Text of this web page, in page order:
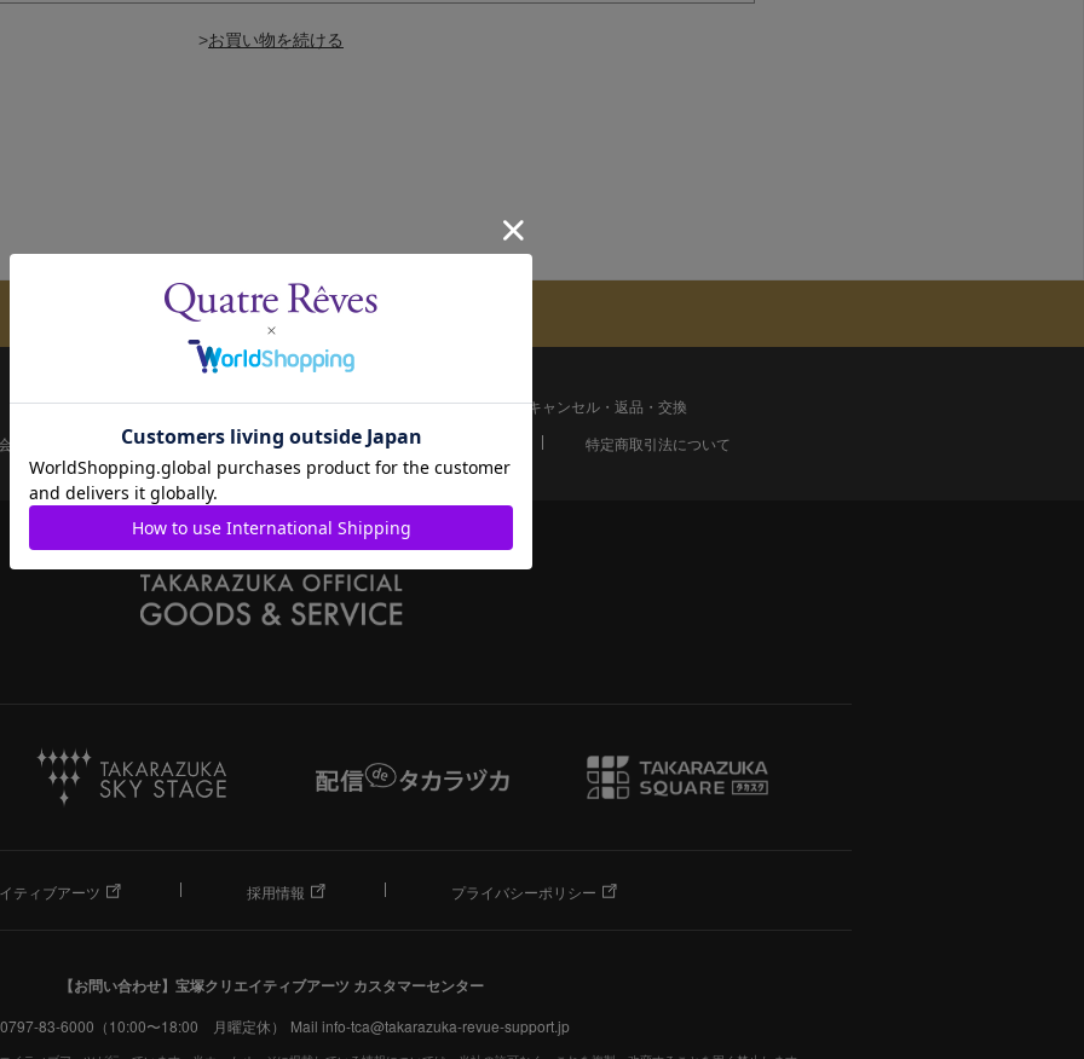
>
メールマガジンのご案内
配送について お支払い方法 決済について
キャンセル・返品・交換
員ページ 宝塚歌劇共通ID新規会員登録 特定商取引法について
ティブアーツ 採用情報 プライバシーポリシー
【お問い合わせ】 宝塚クリエイティブアーツ カスタマーセンター
83-6000（10:00〜18:00 月曜定休） Mail info-tca@takarazuka-revue-support.jp